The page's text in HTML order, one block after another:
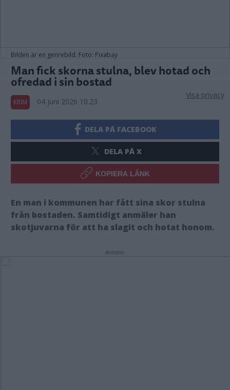
Bilden är en genrebild. Foto: Pixabay
Man fick skorna stulna, blev hotad och
ofredad i sin bostad
KRIM 04 juni 2026 10.23
DELA PÅ FACEBOOK
DELA PÅ X
KOPIERA LÄNK
En man i kommunen har fått sina skor stulna
från bostaden. Samtidigt anmäler han
skotjuvarna för att ha slagit och hotat honom.
Annons:
Visa privacy